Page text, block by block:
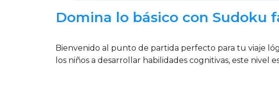
Domina lo básico con Sudoku
Bienvenido al punto de partida perfecto para tu viaje
los niños a desarrollar habilidades cognitivas, este nivel